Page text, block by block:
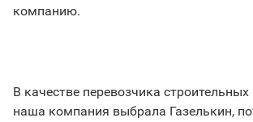
компанию.
В качестве перевозчика
наша компания выбрала Газелькин,